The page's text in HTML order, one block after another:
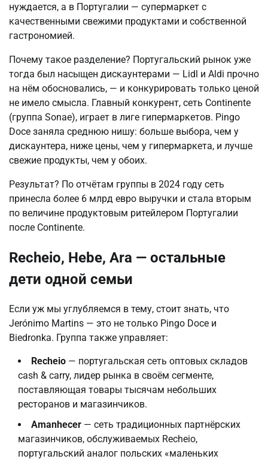
нуждается, а в Португалии — супермаркет с
качественными свежими продуктами и собственной
гастрономией.
Почему такое разделение? Португальский рынок уже
тогда был насыщен дискаунтерами — Lidl и Aldi прочно
на нём обосновались, — и конкурировать только ценой
не имело смысла. Главный конкурент, сеть Continente
(группа Sonae), играет в лиге гипермаркетов. Pingo
Doce заняла среднюю нишу: больше выбора, чем у
дискаунтера, ниже цены, чем у гипермаркета, и лучше
свежие продукты, чем у обоих.
Результат? По отчётам группы в 2024 году сеть
принесла более 6 млрд евро выручки и стала вторым
по величине продуктовым ритейлером Португалии
после Continente.
Recheio, Hebe, Ara — остальные
дети одной семьи
Если уж мы углубляемся в тему, стоит знать, что
Jerónimo Martins — это не только Pingo Doce и
Biedronka. Группа также управляет:
Recheio — португальская сеть оптовых складов
cash & carry, лидер рынка в своём сегменте,
поставляющая товары тысячам небольших
ресторанов и магазинчиков.
Amanhecer — сеть традиционных партнёрских
магазинчиков, обслуживаемых Recheio,
португальский аналог польских «маленьких